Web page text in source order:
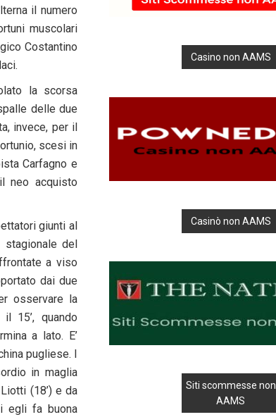
il numero
muscolari
Costantino
la scorsa
delle due
invece, per il
scesi in
Carfagno e
neo acquisto
giunti al
del
a viso
dai due
osservare la
15’, quando
a lato. E’
pugliese. I
in maglia
(18’) e da
egli fa buona
Casino non AAMS
Casinò non AAMS
Siti scommesse non
AAMS